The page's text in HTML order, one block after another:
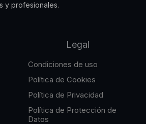
y profesionales.
Legal
Condiciones de uso
Política de Cookies
Política de Privacidad
Política de Protección de
Datos